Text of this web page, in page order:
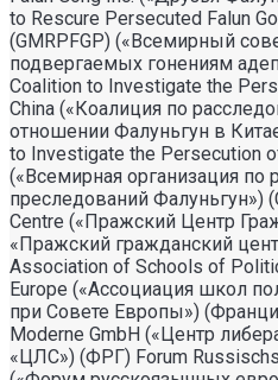
to Rescure Persecuted Falun
(GMRPFGP) («Всемирный
подвергаемых гонениям
Coalition to Investigate the
China («Коалиция по
отношении Фалуньгун в
to Investigate the Persecution
(«Всемирная организация по
преследований Фалуньгун»)
Centre («Пражский Центр
«Пражский гражданский
Association of Schools of
Europe («Ассоциация школ
при Совете Европы»)
Moderne GmbH («Центр
«ЦЛС») (ФРГ) Forum